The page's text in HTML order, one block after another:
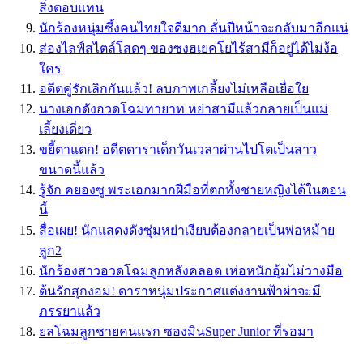
สิ่งตอบแทน
นักร้องหนุ่มซึ้งคนไทยใจดีมาก ลั่นปีหน้าจะกลับมาอีกแน่
ส่องไลฟ์สไตล์โสดๆ ของซงฮเยคโยไร้สามีก็อยู่ได้ไม่ง้อ
ใคร
อดีตคู่รักเลิกกันแล้ว! ลบภาพเกลี้ยงไม่เหลือเยื่อใย
นางเอกดังอวดโฉมทายาท หย่าสามีแล้วกลายเป็นแม่
เลี้ยงเดี่ยว
ขยี้ตาแตก! อดีตดาราเด็กวันเวลาผ่านไปโตเป็นสาว
ขนาดนี้แล้ว
รู้จัก คยองซู พระเอกมากฝีมือที่ตกทั้งชายหญิงได้ในตอน
นี้
สื่อเผย! นักแสดงดังซุ่มหย่าเงียบต้องกลายเป็นพ่อหม้าย
ลูก2
นักร้องสาวอวดโฉมลูกหลังคลอด เห่อหนักอุ้มไม่วางมือ
ต้นรักสุกงอม! ดาราหนุ่มประกาศแต่งงานฟ้าผ่าจะมี
ภรรยาแล้ว
ยลโฉมลูกชายคนแรก ซองมินSuper Junior ที่รอมา